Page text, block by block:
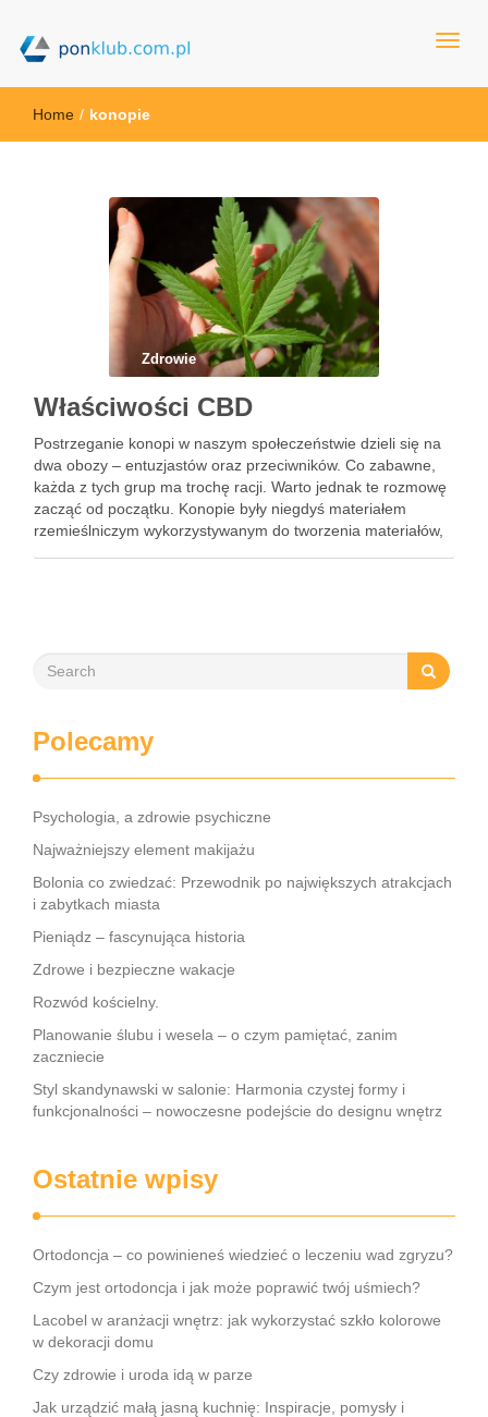
ponklub.com.pl
Home / konopie
Zdrowie
Właściwości CBD
Postrzeganie konopi w naszym społeczeństwie dzieli się na
dwa obozy – entuzjastów oraz przeciwników. Co zabawne,
każda z tych grup ma trochę racji. Warto jednak te rozmowę
zacząć od początku. Konopie były niegdyś materiałem
rzemieślniczym wykorzystywanym do tworzenia materiałów,
Polecamy
Psychologia, a zdrowie psychiczne
Najważniejszy element makijażu
Bolonia co zwiedzać: Przewodnik po największych atrakcjach
i zabytkach miasta
Pieniądz – fascynująca historia
Zdrowe i bezpieczne wakacje
Rozwód kościelny.
Planowanie ślubu i wesela – o czym pamiętać, zanim
zaczniecie
Styl skandynawski w salonie: Harmonia czystej formy i
funkcjonalności – nowoczesne podejście do designu wnętrz
Ostatnie wpisy
Ortodoncja – co powinieneś wiedzieć o leczeniu wad zgryzu?
Czym jest ortodoncja i jak może poprawić twój uśmiech?
Lacobel w aranżacji wnętrz: jak wykorzystać szkło kolorowe
w dekoracji domu
Czy zdrowie i uroda idą w parze
Jak urządzić małą jasną kuchnię: Inspiracje, pomysły i